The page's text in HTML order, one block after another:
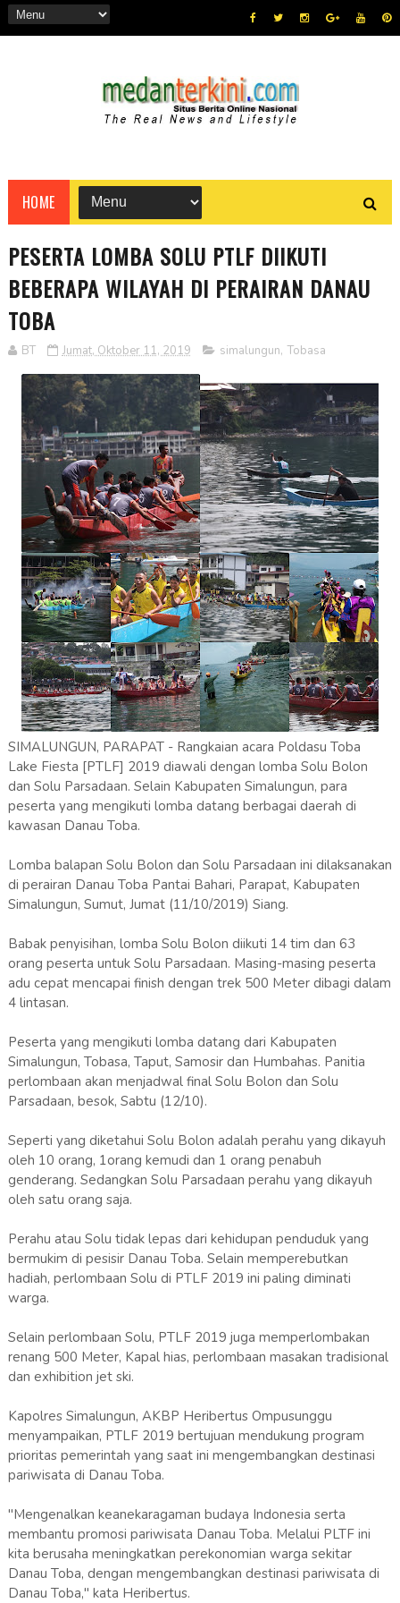
HOME
PESERTA LOMBA SOLU PTLF DIIKUTI
BEBERAPA WILAYAH DI PERAIRAN DANAU
TOBA
BT Jumat, Oktober 11, 2019 simalungun, Tobasa
SIMALUNGUN, PARAPAT - Rangkaian acara Poldasu Toba
Lake Fiesta [PTLF] 2019 diawali dengan lomba Solu Bolon
dan Solu Parsadaan. Selain Kabupaten Simalungun, para
peserta yang mengikuti lomba datang berbagai daerah di
kawasan Danau Toba.
Lomba balapan Solu Bolon dan Solu Parsadaan ini dilaksanakan
di perairan Danau Toba Pantai Bahari, Parapat, Kabupaten
Simalungun, Sumut, Jumat (11/10/2019) Siang.
Babak penyisihan, lomba Solu Bolon diikuti 14 tim dan 63
orang peserta untuk Solu Parsadaan. Masing-masing peserta
adu cepat mencapai finish dengan trek 500 Meter dibagi dalam
4 lintasan.
Peserta yang mengikuti lomba datang dari Kabupaten
Simalungun, Tobasa, Taput, Samosir dan Humbahas. Panitia
perlombaan akan menjadwal final Solu Bolon dan Solu
Parsadaan, besok, Sabtu (12/10).
Seperti yang diketahui Solu Bolon adalah perahu yang dikayuh
oleh 10 orang, 1orang kemudi dan 1 orang penabuh
genderang. Sedangkan Solu Parsadaan perahu yang dikayuh
oleh satu orang saja.
Perahu atau Solu tidak lepas dari kehidupan penduduk yang
bermukim di pesisir Danau Toba. Selain memperebutkan
hadiah, perlombaan Solu di PTLF 2019 ini paling diminati
warga.
Selain perlombaan Solu, PTLF 2019 juga memperlombakan
renang 500 Meter, Kapal hias, perlombaan masakan tradisional
dan exhibition jet ski.
Kapolres Simalungun, AKBP Heribertus Ompusunggu
menyampaikan, PTLF 2019 bertujuan mendukung program
prioritas pemerintah yang saat ini mengembangkan destinasi
pariwisata di Danau Toba.
"Mengenalkan keanekaragaman budaya Indonesia serta
membantu promosi pariwisata Danau Toba. Melalui PLTF ini
kita berusaha meningkatkan perekonomian warga sekitar
Danau Toba, dengan mengembangkan destinasi pariwisata di
Danau Toba," kata Heribertus.